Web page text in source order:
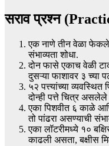
सराव प्रश्न
एक नाणे तीन वेळा फेकले
संभाव्यता शोधा.
दोन फासे एकाच वेळी
दुसऱ्या फाशावर ३ च्या
५२ पत्त्यांच्या
दोन्ही पत्ते चित्र
एका पिशवीत ६ काळे
तो पांढरा असण्याची
एका लॉटरीमध्ये १०
काढली असता, बक्षीस